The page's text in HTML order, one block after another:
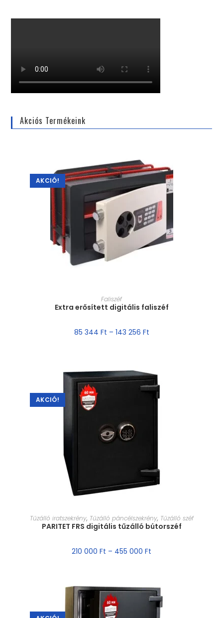
Akciós Termékeink
AKCIÓ!
MÉRET VÁLASZTÁSA
Faliszéf
Extra erősített digitális faliszéf
85 344 Ft – 143 256 Ft
AKCIÓ!
MÉRET VÁLASZTÁSA
Tűzálló iratszekrény, Tűzálló páncélszekrény, Tűzálló széf
PARITET FRS digitális tűzálló bútorszéf
210 000 Ft – 455 000 Ft